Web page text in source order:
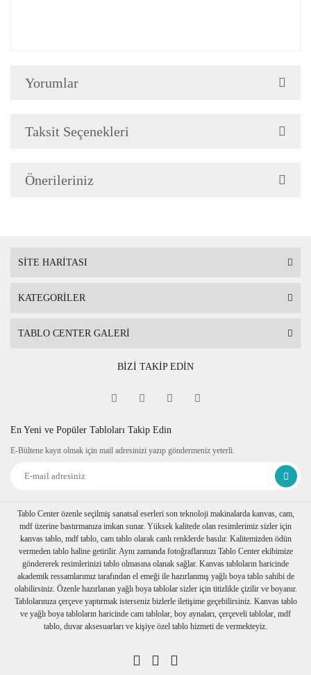
Nakliye sırasında hasar
Yorumlar
Taksit Seçenekleri
Önerileriniz
SİTE HARİTASI
KATEGORİLER
TABLO CENTER GALERİ
BİZİ TAKİP EDİN
En Yeni ve Popüler Tabloları Takip Edin
E-Bültene kayıt olmak için mail adresinizi yazıp göndermeniz yeterli.
Tablo Center özenle seçilmiş sanatsal eserleri son teknoloji makinalarda kanvas, cam,
mdf üzerine bastırmanıza imkan sunar. Yüksek kalitede olan resimlerimiz sizler için
kanvas tablo, mdf tablo, cam tablo olarak canlı renklerde basılır. Kalitemizden ödün
vermeden tablo haline getirilir. Aynı zamanda fotoğraflarınızı Tablo Center ekibimize
göndererek resimlerinizi tablo olmasına olanak sağlar. Kanvas tabloların haricinde
akademik ressamlarımız tarafından el emeği ile hazırlanmış yağlı boya tablo sahibi de
olabilirsiniz. Özenle hazırlanan yağlı boya tablolar sizler için titizlikle çizilir ve boyanır.
Tablolarınıza çerçeve yaptırmak isterseniz bizlerle iletişime geçebilirsiniz. Kanvas tablo
ve yağlı boya tabloların haricinde cam tablolar, boy aynaları, çerçeveli tablolar, mdf
tablo, duvar aksesuarları ve kişiye özel tablo hizmeti de vermekteyiz.